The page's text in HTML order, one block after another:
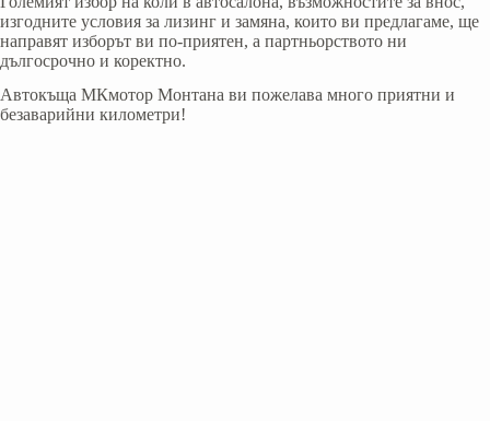
изгодните условия за лизинг и замяна, които ви предлагаме, ще
направят изборът ви по-приятен, а партньорството ни
дългосрочно и коректно.
Автокъща МКмотор Монтана ви пожелава много приятни и
безаварийни километри!